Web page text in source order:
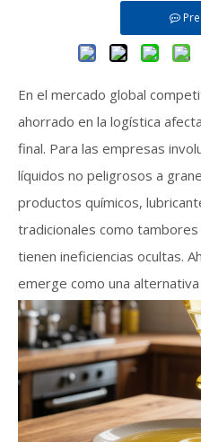
En el mercado global
ahorrado en la logística
final. Para las empresas
líquidos no peligrosos a
productos químicos,
tradicionales como
tienen ineficiencias ocultas.
emerge como una